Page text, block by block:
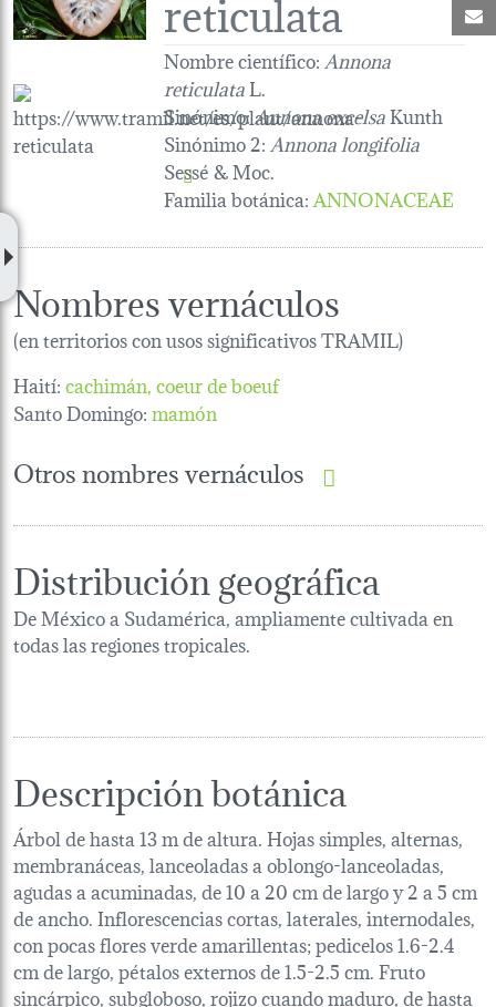
Nombre científico: Annona
reticulataL.
Sinónimo:Annona excelsaKunth
Sinónimo 2: Annona longifolia
Sessé & Moc.
Familia botánica:ANNONACEAE
Nombres vernáculos
(en territorios con usos significativos TRAMIL)
Haití:cachimán coeur de boeuf
Santo Domingo:mamón
Otros nombres vernáculos
Distribución geográfica
De México a Sudamérica, ampliamente cultivada en
todas las regiones tropicales.
Descripción botánica
Árbol de hasta 13 m de altura. Hojas simples, alternas,
membranáceas, lanceoladas a oblongo-lanceoladas,
agudas a acuminadas, de 10 a 20 cm de largo y 2 a 5 cm
de ancho. Inflorescencias cortas, laterales, internodales,
con pocas flores verde amarillentas; pedicelos 1.6-2.4
cm de largo, pétalos externos de 1.5-2.5 cm. Fruto
sincárpico, subgloboso, rojizo cuando maduro, de hasta